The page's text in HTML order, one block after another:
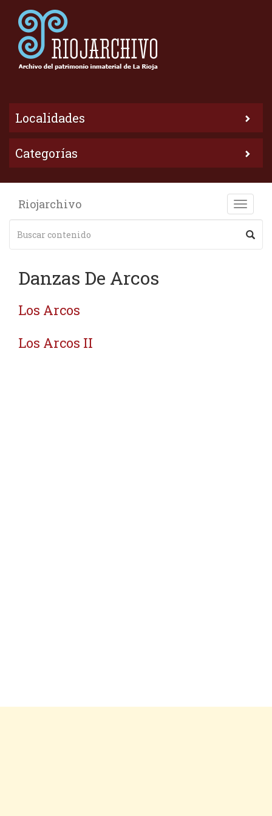
Localidades
Categorías
Toggle
Riojarchivo
Danzas De Arcos
Los Arcos
Los Arcos II